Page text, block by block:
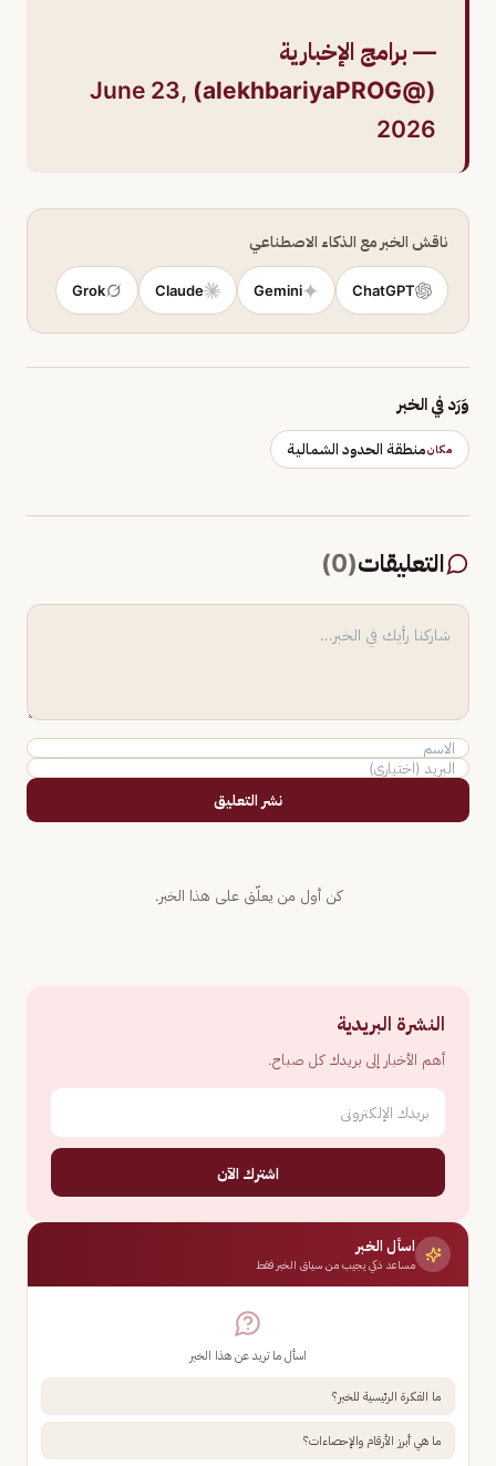
— برامج الإخبارية
(@alekhbariyaPROG)
June 23,
2026
ناقش الخبر مع الذكاء الاصطناعي
ChatGPT
Gemini
Claude
Grok
وَرَد في الخبر
مكانمنطقة الحدود الشمالية
التعليقات(
0
)
نشر التعليق
كن أول من يعلّق على هذا الخبر.
النشرة البريدية
أهم الأخبار إلى بريدك كل صباح.
اشترك الآن
اسأل الخبر
مساعد ذكي يجيب من سياق الخبر فقط
اسأل ما تريد عن هذا الخبر
ما الفكرة الرئيسية للخبر؟
ما هي أبرز الأرقام والإحصاءات؟